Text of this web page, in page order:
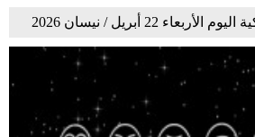
22 أبريل / نيسان 2026